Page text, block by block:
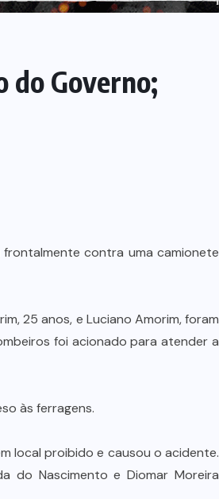
do Governo;
contra uma camionete
25 anos, e Luciano Amorim, foram
foi acionado para atender a
às ferragens.
local proibido e causou o acidente.
do Nascimento e Diomar Moreira